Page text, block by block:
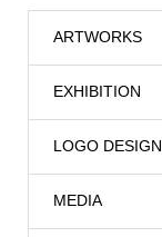
ARTWORKS
EXHIBITION
LOGO DESIGN
MEDIA